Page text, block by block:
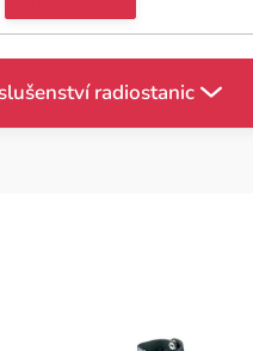
radiostanic